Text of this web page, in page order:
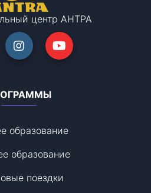
центр АНТРА
образование
образование
поездки